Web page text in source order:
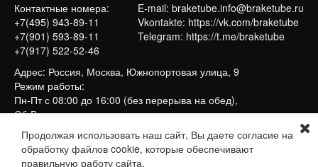
Контактные номера:
+7(495) 943-89-11
+7(901) 593-89-11
+7(917) 522-52-46
Адрес: Россия, Москва, Южнопортовая улица, 9
Режим работы:
Пн-Пт с 08:00 до 16:00 (без перерыва на обед),
Сб-Вс выходные
E-mail: braketube.info@braketube.ru
Vkontakte: https://vk.com/braketube
Telegram: https://t.me/braketube
Сайт работает на системеМойБизнес2
Продолжая использовать наш сайт, Вы даете согласие на
обработку файлов cookie, которые обеспечивают
правильную работу сайта.